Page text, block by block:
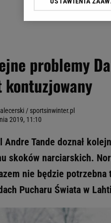
problemy
/ sportsinwinter.pl
2019, 11:10
Andre Tande doznał
skoków narciarskich.
nie będzie
Pucharu Świata w
Klikając „Akceptuję”
Zaufanych Partnerów i
My, nasi Zaufani
Użycie dokładnych
Przechowywanie